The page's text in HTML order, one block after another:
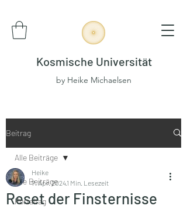
Kosmische Universität
by Heike Michaelsen
Beitrag
Alle Beiträge
Portaltag
Alle Beiträge
Reset der Finsternisse
Heike
7. Apr. 20241 Min. Lesezeit